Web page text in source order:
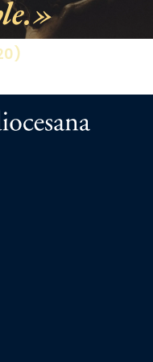
tingut lloc la
agraïment al
apostòlica
de Barcelona.
el cardenal Joan
missa i l’ha
de Barcelona,